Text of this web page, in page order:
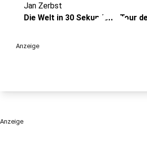
play_circle
Jan Zerbst
Die Welt in 30 Sekunden - Tour
Anzeige
Anzeige